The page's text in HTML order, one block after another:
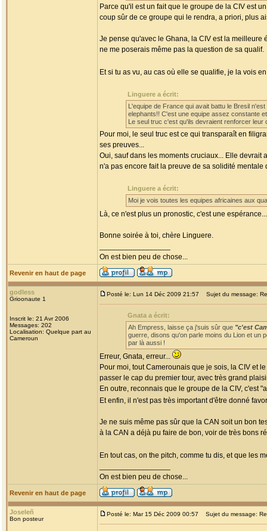
Parce qu'il est un fait que le groupe de la CIV est
coup sûr de ce groupe qui le rendra, a priori, plus
Je pense qu'avec le Ghana, la CIV est la
ne me poserais même pas la question de sa qualif.
Et si tu as vu, au cas où elle se qualifie, je la vois
Linguere a écrit:
L'equipe de France qui avait battu le Bresil
elephants!! C'est une equipe assez constante
Le seul truc c'est qu'ils devraient renforcer leur
Pour moi, le seul truc est ce qui transparaît en
ses preuves...
Oui, sauf dans les moments cruciaux... Elle
n'a pas encore fait la preuve de sa solidité mentale
Linguere a écrit:
Moi je vois toutes les equipes africaines aux
Là, ce n'est plus un pronostic, c'est une
Bonne soirée à toi, chère Linguere.
On est bien peu de chose...
Revenir en haut de page
godless
Grioonaute 1
Inscrit le: 21 Avr 2006
Messages: 202
Localisation: Quelque part au
Cameroun
Posté le: Lun 14 Déc 2009 21:57 Sujet du message:
Gnata a écrit:
Ah Empress, laisse ça j'suis sûr que "c'est
guerre, disons qu'on parle moins du Lion et un
par là aussi !
Erreur, Gnata, erreur...
Pour moi, tout Camerounais que je sois, la CIV et
passer le cap du premier tour, avec très grand
En outre, reconnais que le groupe de la CIV, c'est
Et enfin, il n'est pas très important d'être donné
Je ne suis même pas sûr que la CAN soit un bon
à la CAN a déjà pu faire de bon, voir de très bons
En tout cas, on the pitch, comme tu dis, et que les
On est bien peu de chose...
Revenir en haut de page
Joseleñ
Bon posteur
Posté le: Mar 15 Déc 2009 00:57 Sujet du message: